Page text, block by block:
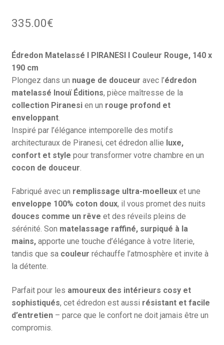
335.00€
Édredon Matelassé I PIRANESI I Couleur Rouge, 140 x
190 cm
Plongez dans un nuage de douceur avec l’édredon
matelassé Inouï Éditions, pièce maîtresse de la
collection Piranesien un rouge profond et
enveloppant.
Inspiré par l’élégance intemporelle des motifs
architecturaux de Piranesi, cet édredon allie luxe,
confort et style pour transformer votre chambre en un
cocon de douceur
Fabriqué avec un remplissage ultra-moelleuxet une
enveloppe 100% coton doux, il vous promet des nuits
douces comme un rêve et des réveils pleins de
sérénité. Son matelassage raffiné, surpiqué à la
mains, apporte une touche d’élégance à votre literie,
tandis que sa couleur réchauffe l’atmosphère et invite à
la détente.
Parfait pour les amoureux des intérieurs cosy et
sophistiqués, cet édredon est aussi résistant et facile
d’entretien– parce que le confort ne doit jamais être un
compromis.